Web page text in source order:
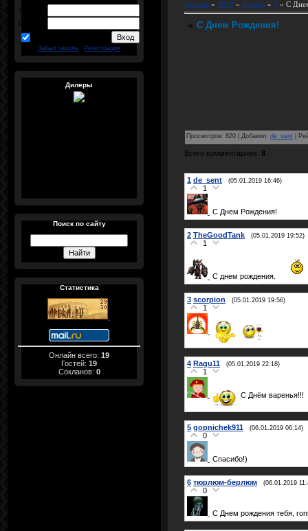
Логин:
Пароль:
Забыл пароль Регистрация
Дилеры
Поиск по сайту
Статистика
Онлайн всего: 19
Гостей: 19
Сокланов: 0
Главная » 2019 » Январь » 5 » С
С Днем Рождения!
Просмотров: 820 Добавил: de_sent
Всего комментариев: 8
1 de_sent (05.01.2019 16:46)
1
С Днем Рождения!
2 TheGoodTank (05.01.2019 19:52)
1
С днем рождения.
3 scorpion (05.01.2019 19:56)
1
4 Ragu11 (05.01.2019 22:18)
1
С Днём варенья!!!
5 gopnichek911 (06.01.2019 06:14)
0
Спасибо!)
6 тюрлюм-берлюм (06.01.2019
0
С Днем рождения тебя,